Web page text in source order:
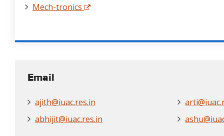
Mech-tronics
Email
ajith@iuac.res.in
abhijit@iuac.res.in